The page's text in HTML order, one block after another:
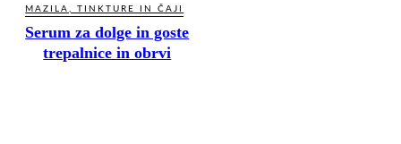
MAZILA, TINKTURE IN ČAJI
Serum za dolge in goste
trepalnice in obrvi